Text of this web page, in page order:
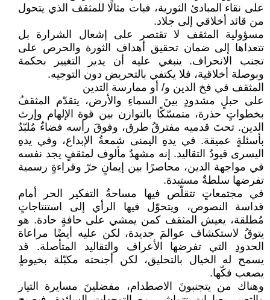
على نقاء المبادئ الثورية، فبات مثالًا للمثقف الذي يتحول
من قائد أخلاقي إلى جلاد.
مسؤولية المثقف لا تقتصر على إشعال الشرارة بل
تتعداها إلى ضمان تحقيق أهداف الثورة والحرص على
تجنب الانحراف. ينبغي عليه أن يدير التغيير بحكمة
وبوصلة أخلاقية، فلا يكتفي بالتحريض دون التوجيه.
المثقف في فخ الدين و/ أو ممارسة التدين
على حبلٍ مشدودٍ بينَ السماءِ والأرض، يتقدّم المثقفُ
بخطواتٍ حذرة، متمسّكًا بالتوازن بين قوة الإلهام وإرث
الدين. تحتَ قدميه مفترقُ طرق، وفوقَ رأسه فضاءٌ مُلبّدٌ
بأسئلةٍ عميقة. في يدهِ اليمنى شمعةُ الإبداع، وفي يدهِ
اليسرى قيودُ التقاليد. إنه مشهدٌ مألوف لمثقفٍ يجد نفسه
في مواجهة الدين، محاصرًا بين إيمانٍ حرّ وقراءةٍ رسمية
تفرضها سلطةٌ مستبدة.
في مجتمعاتٍ تتقلّص فيها مساحةُ التفكير الحر أمام
قداسة النصوص، ويتحوّل فيها الرأي إلى استنتاجاتٍ
مُطلقة، يعيش المثقف كمن يمشي على حافةٍ حادة. هو
يتوقُ لاستكشاف عوالمَ جديدة، لكن عليه أيضًا مراعاة
الحدودِ التي تفرضها الأعراف والتقاليد المتأصلة. قد
يسمح له الخيال بالتحليق، لكن أجنحته مكبّلة بخيوطٍ
يصعب فكّها.
وهناك من يتجنبونَ الاصطدام، مفضلينَ مسايرة التيار